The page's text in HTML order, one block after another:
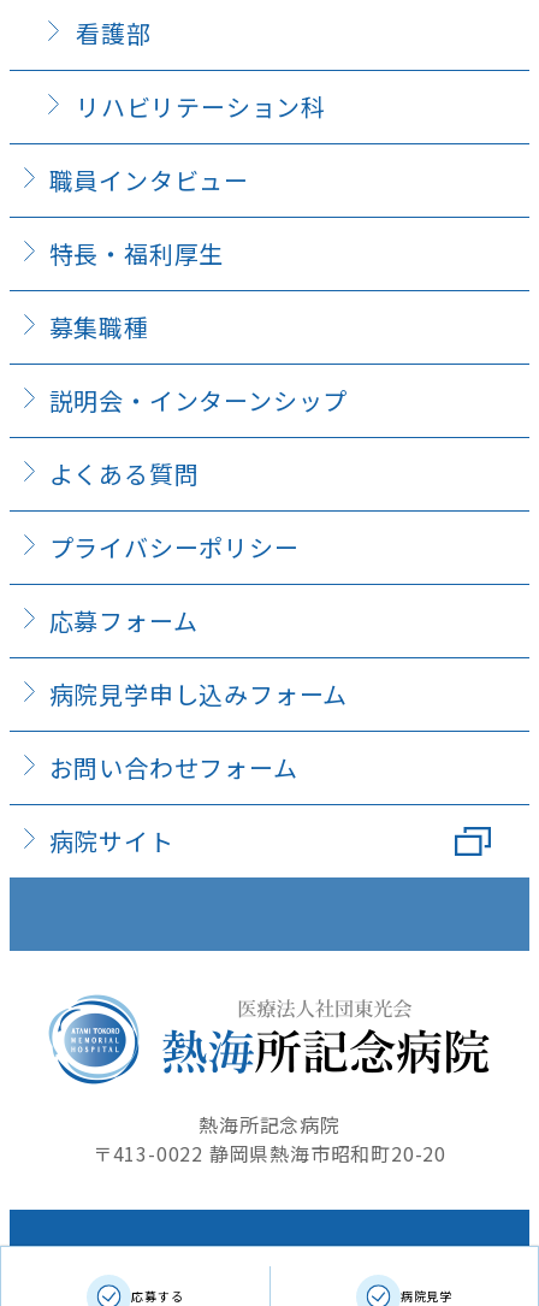
看護部
リハビリテーション科
職員インタビュー
特長・福利厚生
募集職種
説明会・インターンシップ
よくある質問
プライバシーポリシー
応募フォーム
病院見学申し込みフォーム
お問い合わせフォーム
病院サイト
熱海所記念病院
〒413-0022 静岡県熱海市昭和町20-20
Copyright © 2016 ATAMI TOKORO MEMORIAL
応募する 病院見学